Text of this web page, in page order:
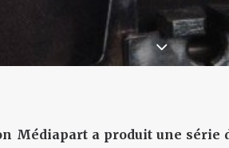
Médiapart a produit une série